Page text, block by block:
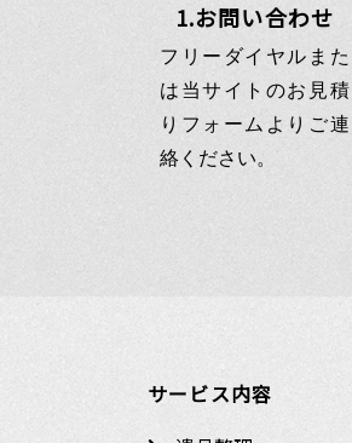
1.お問い合わせ
フリーダイヤルまた
は当サイトのお見積
りフォームよりご連
絡ください。
サービス内容